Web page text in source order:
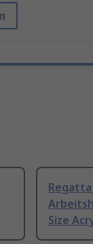
Regatta
Size